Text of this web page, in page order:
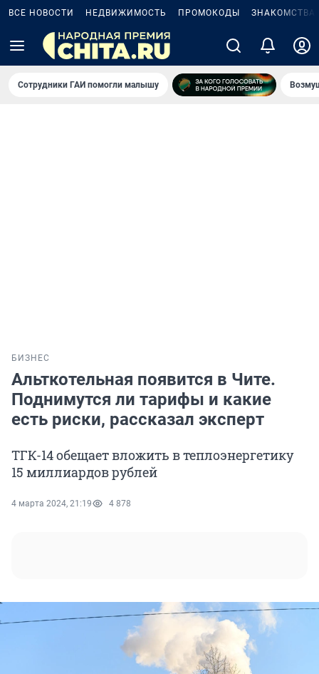
ВСЕ НОВОСТИ НЕДВИЖИМОСТЬ ПРОМОКОДЫ ЗНАКОМСТВА
Сотрудники ГАИ помогли малышу
БИЗНЕС
Альткотельная появится в Чите.
Поднимутся ли тарифы и какие
есть риски, рассказал эксперт
ТГК-14 обещает вложить в теплоэнергетику
15 миллиардов рублей
4 марта 2024, 21:19 4 878